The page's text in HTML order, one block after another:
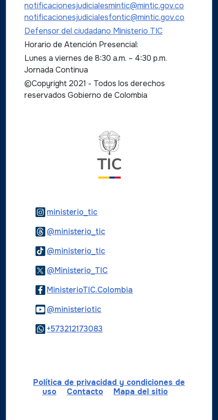
notificacionesjudicialesmintic@mintic.gov.co
notificacionesjudicialesfontic@mintic.gov.co
Defensor del ciudadano Ministerio TIC
Horario de Atención Presencial:
Lunes a viernes de 8:30 a.m. – 4:30 p.m.
Jornada Continua
©Copyright 2021 - Todos los derechos
reservados Gobierno de Colombia
ministerio_ticLogo Instagram
@ministerio_ticLogo Threads
@ministerio_ticLogo Tiktok
@Ministerio_TICLogo Twitter
MinisterioTIC.Colombia
@ministerioticLogo Youtube
+573212173083
Política de privacidad y condiciones de
uso
Contacto Mapa del sitio